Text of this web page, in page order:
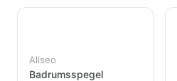
Aliseo
Badrumsspegel